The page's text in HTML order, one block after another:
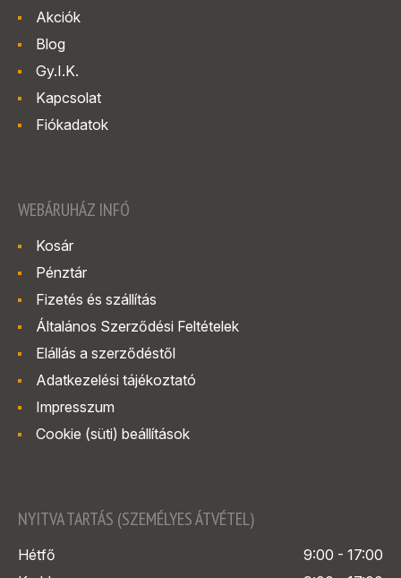
Akciók
Blog
Gy.I.K.
Kapcsolat
Fiókadatok
WEBÁRUHÁZ INFÓ
Kosár
Pénztár
Fizetés és szállítás
Általános Szerződési Feltételek
Elállás a szerződéstől
Adatkezelési tájékoztató
Impresszum
Cookie (süti) beállítások
NYITVA TARTÁS (SZEMÉLYES ÁTVÉTEL)
Hétfő
9:00 - 17:00